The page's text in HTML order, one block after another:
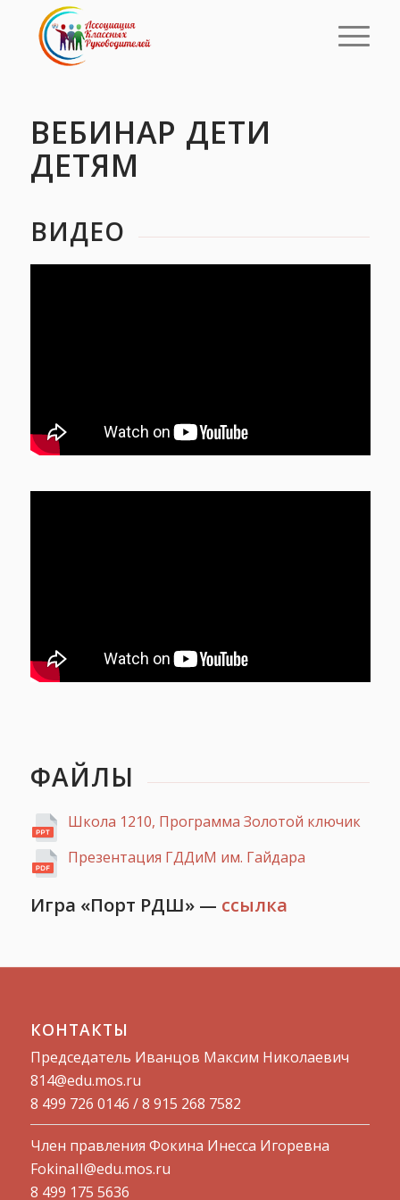
ВЕБИНАР ДЕТИ
ДЕТЯМ
ВИДЕО
ФАЙЛЫ
Школа 1210, Программа Золотой ключик
Презентация ГДДиМ им. Гайдара
Игра «Порт РДШ» — ссылка
КОНТАКТЫ
Председатель Иванцов Максим Николаевич
814@edu.mos.ru​
8 499 726 0146 / 8 915 268 7582
Член правления Фокина Инесса Игоревна
FokinaII@edu.mos.ru
8 499 175 5636